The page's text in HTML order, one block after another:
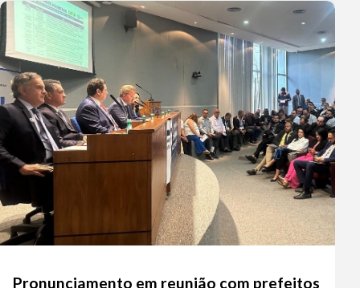
Pronunciamento em reunião com prefeitos